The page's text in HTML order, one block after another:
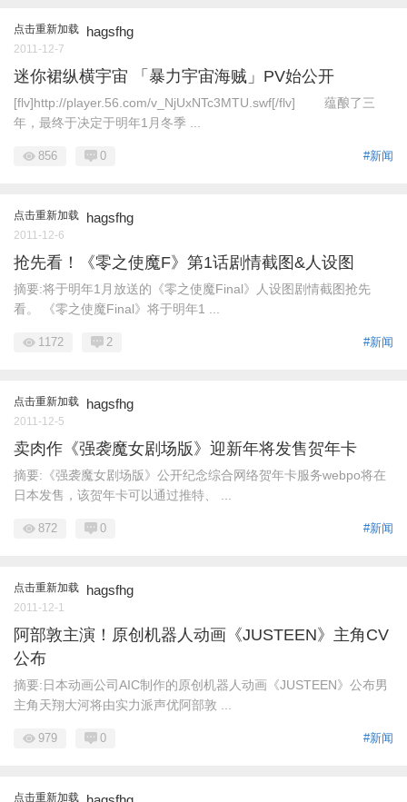
点击重新加载 hagsfhg
2011-12-7
迷你裙纵横宇宙 「暴力宇宙海贼」PV始公开
[flv]http://player.56.com/v_NjUxNTc3MTU.swf[/flv] 蕴酿了三
年，最终于决定于明年1月冬季 ...
#新闻
856 0
点击重新加载 hagsfhg
2011-12-6
抢先看！《零之使魔F》第1话剧情截图&人设图
摘要:将于明年1月放送的《零之使魔Final》人设图剧情截图抢先
看。 《零之使魔Final》将于明年1 ...
#新闻
1172 2
点击重新加载 hagsfhg
2011-12-5
卖肉作《强袭魔女剧场版》迎新年将发售贺年卡
摘要:《强袭魔女剧场版》公开纪念综合网络贺年卡服务webpo将在
日本发售，该贺年卡可以通过推特、 ...
#新闻
872 0
点击重新加载 hagsfhg
2011-12-1
阿部敦主演！原创机器人动画《JUSTEEN》主角CV
公布
摘要:日本动画公司AIC制作的原创机器人动画《JUSTEEN》公布男
主角天翔大河将由实力派声优阿部敦 ...
#新闻
979 0
点击重新加载